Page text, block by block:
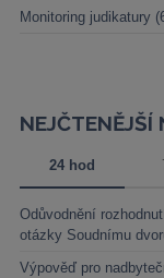
Monitoring judikatury
NEJČTENĚJŠÍ
24 hod
Odůvodnění
otázky Soudnímu
Výpověď pro